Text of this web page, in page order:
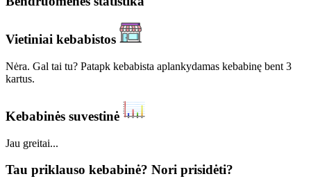
Vietiniai kebabistos
Nėra. Gal tai tu? Patapk kebabista aplankydamas kebabinę bent 3
kartus.
Kebabinės suvestinė
Jau greitai...
Tau priklauso kebabinė? Nori prisidėti?